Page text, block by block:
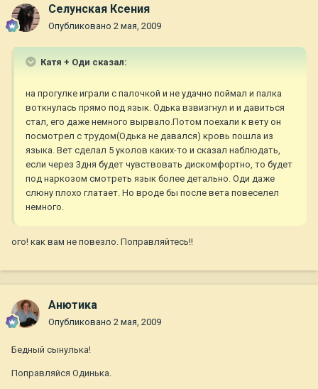
Селунская Ксения
Опубликовано 2 мая, 2009
Катя + Оди сказал:
на прогулке играли с палочкой и не удачно поймал и палка
воткнулась прямо под язык. Одька взвизгнул и и давиться
стал, его даже немного вырвало.Потом поехали к вету он
посмотрел с трудом(Одька не давался) кровь пошла из
языка. Вет сделал 5 уколов каких-то и сказал наблюдать,
если через 3дня будет чувствовать дискомфортно, то будет
под наркозом смотреть язык более детально. Оди даже
слюну плохо глатает. Но вроде бы после вета повеселел
немного.
ого! как вам не повезло. Поправляйтесь!!
Анютика
Опубликовано 2 мая, 2009
Бедный сынулька!
Поправляйся Одинька.